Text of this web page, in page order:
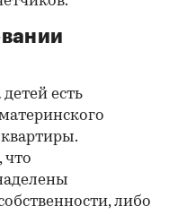
есть
что
либо